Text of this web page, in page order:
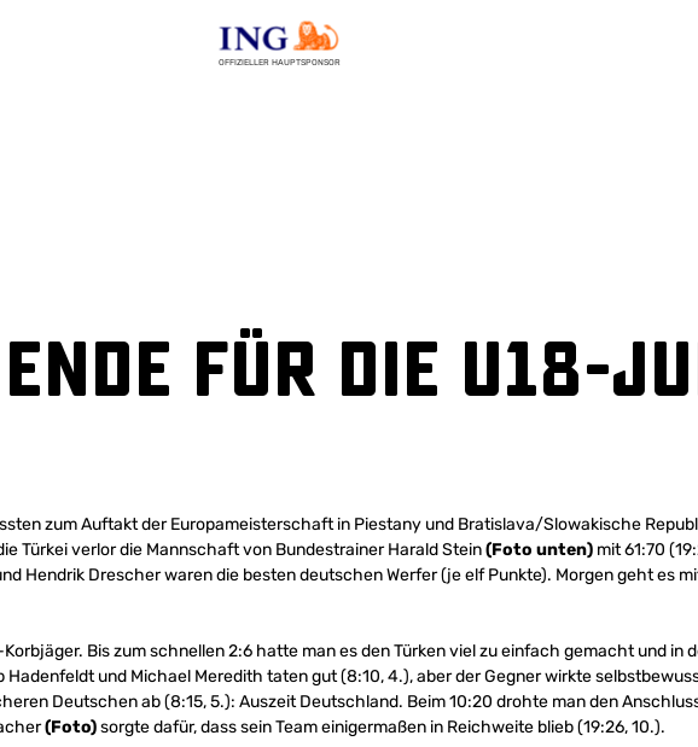
OFFIZIELLER HAUPTSPONSOR
für die U18-
zum Auftakt der Europameisterschaft in Piestany und Bratislava/Slowakische
Türkei verlor die Mannschaft von Bundestrainer Harald Stein(Foto unten) mit 61:70
Hendrik Drescher waren die besten deutschen Werfer (je elf Punkte). Morgen geht es
Bis zum schnellen 2:6 hatte man es den Türken viel zu einfach gemacht und in
Hadenfeldt und Michael Meredith taten gut (8:10, 4.), aber der Gegner wirkte
Deutschen ab (8:15, 5.): Auszeit Deutschland. Beim 10:20 drohte man den
(Foto)sorgte dafür, dass sein Team einigermaßen in Reichweite blieb (19:26, 10.).